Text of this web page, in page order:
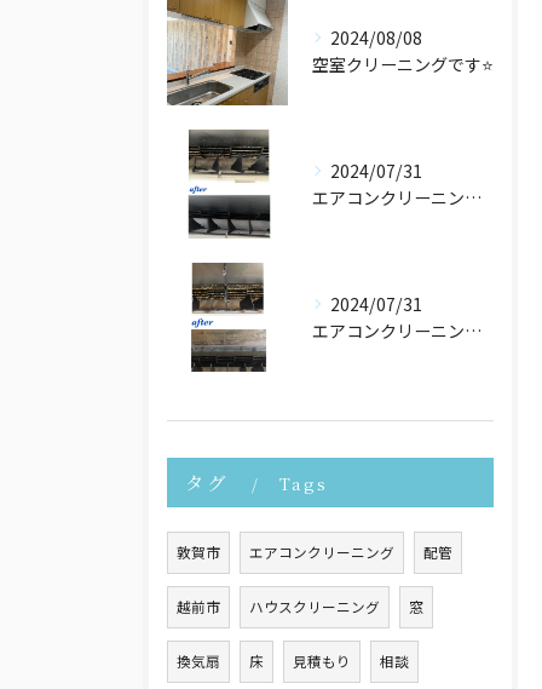
2024/08/08
空室クリーニングです⭐️
2024/07/31
エアコンクリーニングさせて頂きました！
2024/07/31
エアコンクリーニングたくさんご依頼頂いております！
タグ Tags
敦賀市 エアコンクリーニング 配管
越前市 ハウスクリーニング 窓
換気扇 床 見積もり 相談